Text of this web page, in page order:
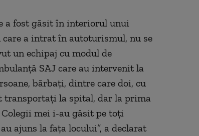
a fost găsit în interiorul unui
a intrat în autoturismul, nu se
un echipaj cu modul de
SAJ care au intervenit la
bărbați, dintre care doi, cu
transportați la spital, dar la prima
mei i-au găsit pe toți
ajuns la fața locului”, a declarat